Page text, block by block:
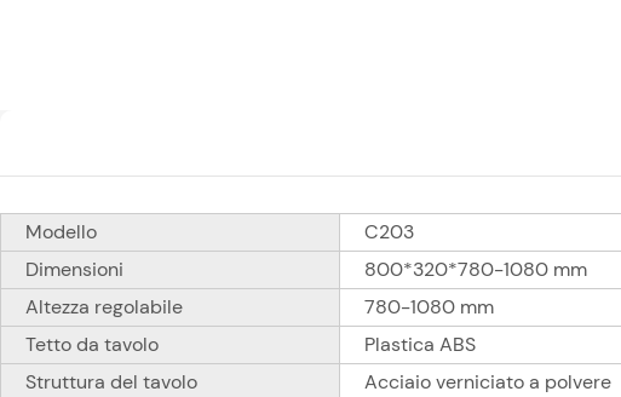
Modello
C203
Dimensioni
800*320*780-1080 mm
Altezza regolabile
780-1080 mm
Tetto da tavolo
Plastica ABS
Struttura del tavolo
Acciaio verniciato a polvere